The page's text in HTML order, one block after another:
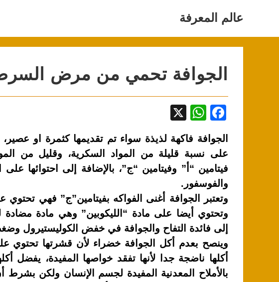
عالم المعرفة
الجوافة تحمي من مرض
F
c
e
b
o
o
k
W
at
s
A
p
p
الجوافة فاكهة لذيذة سواء تم تقديمها كثمرة او
على نسبة قليلة من المواد السكرية، وقليل من
فيتامين “أ” وفيتامين “ج”، بالإضافة إلى احتوائها على
والفوسفور.
وتحتوي أيضا على مادة “الليكوبين” وهي مادة
إلى فائدة التفاح والجوافة في خفض الكوليستيرول
وينصح بعدم أكل الجوافة خضراء لأن قشرتها
أكلها ناضجة جدا لأنها تفقد خواصها المفيدة، يفضل
بالأملاح المعدنية المفيدة لجسم الإنسان ولكن بشرط